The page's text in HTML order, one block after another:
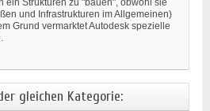
ein Strukturen zu "bauen", obwohl sie
und Infrastrukturen im Allgemeinen)
Grund vermarktet Autodesk spezielle
gleichen Kategorie: